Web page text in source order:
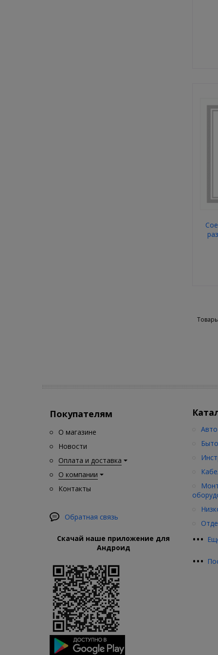
Покупателям
О магазине
Новости
Оплата и доставка
О компании
Контакты
Обратная связь
Скачай наше приложение для
Андроид
•••
•••